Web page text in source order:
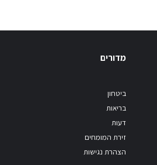
מדורים
ביטחון
בריאות
דעות
זירת המומחים
הצהרת נגישות